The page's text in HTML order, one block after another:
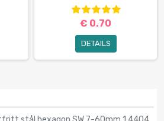
€ 0.70
DETAILS